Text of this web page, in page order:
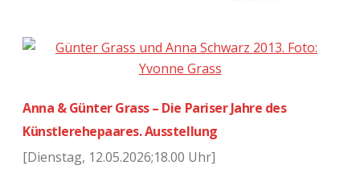
Anna & Günter Grass – Die Pariser Jahre des
Künstlerehepaares. Ausstellung
[Dienstag, 12.05.2026;18.00 Uhr]